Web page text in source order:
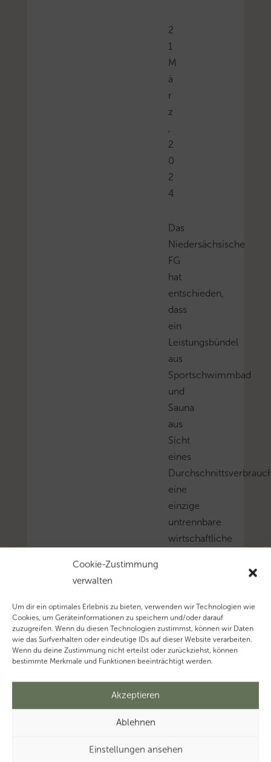
Cookie-Zustimmung
verwalten
Um dir ein optimales Erlebnis zu bieten, verwenden wir Technologien wie
Cookies, um Geräteinformationen zu speichern und/oder darauf
zuzugreifen. Wenn du diesen Technologien zustimmst, können wir Daten
wie das Surfverhalten oder eindeutige IDs auf dieser Website verarbeiten.
Wenn du deine Zustimmung nicht erteilst oder zurückziehst, können
bestimmte Merkmale und Funktionen beeinträchtigt werden.
Akzeptieren
Ablehnen
Einstellungen ansehen
2
1
M
ä
r
z
,
2
0
2
4
Das
Niedersächsische
FG
hat
entschieden,
dass
ein
Leistungsbündel
aus
Sportschwimmbad
und
Sauna
aus
Sicht
eines
eine
einzige
untrennbare
wirtschaftliche
Mehr
zum
Thema
‚Umsatzsteuer’…